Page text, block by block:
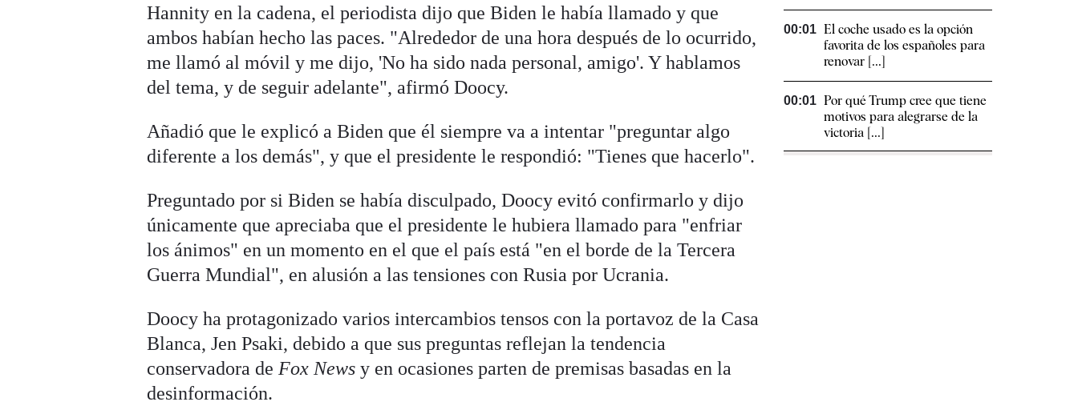
Hannity en la cadena, el periodista dijo que Biden le había llamado y que
ambos habían hecho las paces. "Alrededor de una hora después de lo ocurrido,
me llamó al móvil y me dijo, 'No ha sido nada personal, amigo'. Y hablamos
del tema, y de seguir adelante", afirmó Doocy.
Añadió que le explicó a Biden que él siempre va a intentar "preguntar algo
diferente a los demás", y que el presidente le respondió: "Tienes que hacerlo".
Preguntado por si Biden se había disculpado, Doocy evitó confirmarlo y dijo
únicamente que apreciaba que el presidente le hubiera llamado para "enfriar
los ánimos" en un momento en el que el país está "en el borde de la Tercera
Guerra Mundial", en alusión a las tensiones con Rusia por Ucrania.
Doocy ha protagonizado varios intercambios tensos con la portavoz de la Casa
Blanca, Jen Psaki, debido a que sus preguntas reflejan la tendencia
conservadora deFox News y en ocasiones parten de premisas basadas en la
desinformación.
00:01 El coche usado es la opción
favorita de los españoles para
renovar [...]
00:01 Por qué Trump cree que tiene
motivos para alegrarse de la
victoria [...]